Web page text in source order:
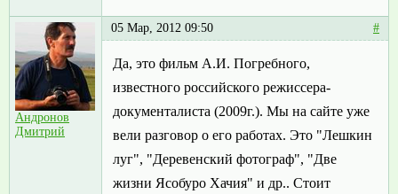
Андронов
Дмитрий
05 Мар, 2012 09:50 #
Да, это фильм А.И. Погребного,
известного российского режиссера-
документалиста (2009г.). Мы на сайте уже
вели разговор о его работах. Это "Лешкин
луг", "Деревенский фотограф", "Две
жизни Ясобуро Хачия" и др.. Стоит